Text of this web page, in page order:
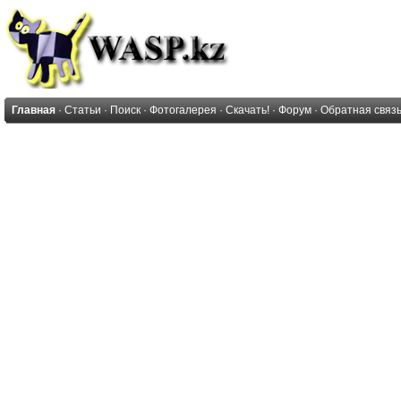
Главная · Статьи · Поиск · Фотогалерея · Скачать! · Форум · Обратная связь